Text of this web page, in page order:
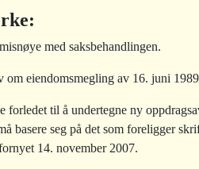
med saksbehandlingen.
om eiendomsmegling av 16. juni
til å undertegne ny
basere seg på det som foreligger
14. november 2007.